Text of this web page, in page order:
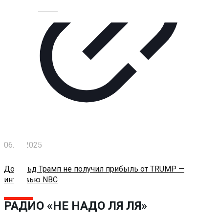
Экономика
Слово
читателя
Блокчейн
Помощь
проекту
Контакты
06.05.2025
Дональд Трамп не получил прибыль от TRUMP —
интервью NBC
РАДИО «НЕ НАДО ЛЯ ЛЯ»